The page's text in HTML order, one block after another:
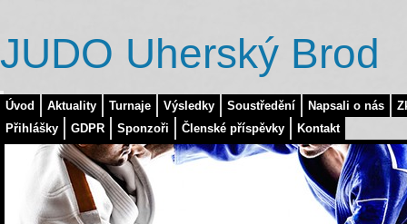
Úvod Aktuality Turnaje Výsledky Soustředění Napsali o nás
Přihlášky
GDPR Sponzoři Členské příspěvky Kontakt
JUDO Uherský Brod